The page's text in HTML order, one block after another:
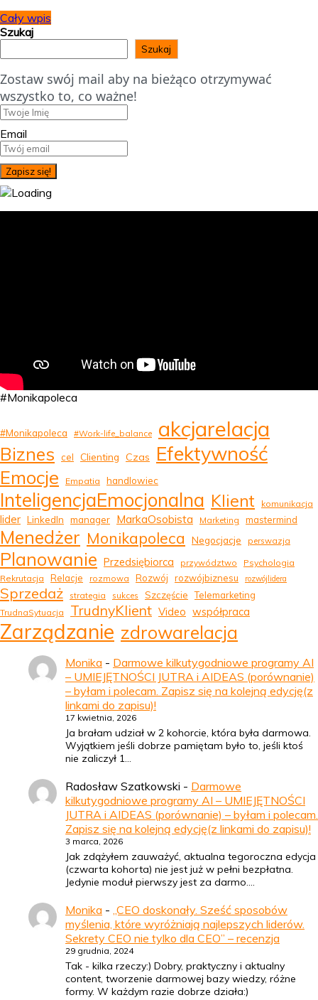
Cały wpis
Szukaj
Szukaj
Zostaw swój mail aby na bieżąco otrzymywać
wszystko to, co ważne!
Email
#Monikapoleca
#Monikapoleca #Work-life_balance akcjarelacja
Biznes cel Clienting Czas Efektywność
Emocje Empatia handlowiec
InteligencjaEmocjonalna Klient komunikacja
lider LinkedIn manager MarkaOsobista Marketing mastermind
Menedżer Monikapoleca Negocjacje perswazja
Planowanie Przedsiębiorca przywództwo
Psychologia
Rekrutacja
Relacje rozmowa Rozwój rozwójbiznesu rozwójlidera
Sprzedaż strategia sukces Szczęście Telemarketing
TrudnaSytuacja TrudnyKlient Video współpraca
Zarządzanie zdrowarelacja
Monika - Darmowe kilkutygodniowe programy AI
– UMIEJĘTNOŚCI JUTRA i AIDEAS (porównanie)
– byłam i polecam. Zapisz się na kolejną edycję(z
linkami do zapisu)!
17 kwietnia, 2026
Ja brałam udział w 2 kohorcie, która była darmowa.
Wyjątkiem jeśli dobrze pamiętam było to, jeśli ktoś
nie zaliczył 1…
Radosław Szatkowski - Darmowe
kilkutygodniowe programy AI – UMIEJĘTNOŚCI
JUTRA i AIDEAS (porównanie) – byłam i polecam.
Zapisz się na kolejną edycję(z linkami do zapisu)!
3 marca, 2026
Jak zdążyłem zauważyć, aktualna tegoroczna edycja
(czwarta kohorta) nie jest już w pełni bezpłatna.
Jedynie moduł pierwszy jest za darmo.…
Monika - „CEO doskonały. Sześć sposobów
myślenia, które wyróżniają najlepszych liderów.
Sekrety CEO nie tylko dla CEO” – recenzja
29 grudnia, 2024
Tak - kilka rzeczy:) Dobry, praktyczny i aktualny
content, tworzenie darmowej bazy wiedzy, różne
formy. W każdym razie dobrze działa:)